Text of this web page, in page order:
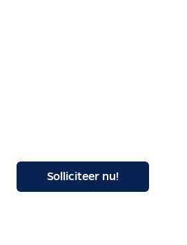
Solliciteer nu!